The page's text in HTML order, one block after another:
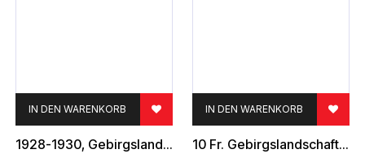
1928-1930, Gebirgslandschaften
IN DEN WARENKORB
10 Fr. Gebirgslandschaften, grün
IN DEN WARENKORB